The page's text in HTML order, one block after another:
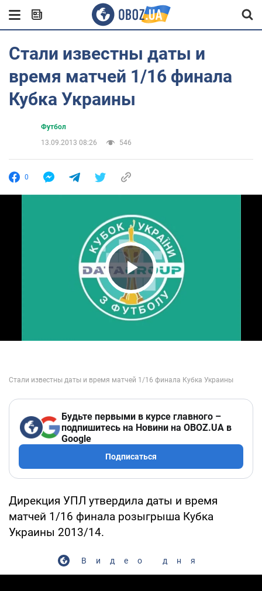
Стали известны даты и
время матчей 1/16 финала
Кубка Украины
Футбол
13.09.2013 08:26
546
0
Play Video
Будьте первыми в курсе главного –
подпишитесь на Новини на OBOZ.UA в
Google
Подписаться
Дирекция УПЛ утвердила даты и время
матчей 1/16 финала розыгрыша Кубка
Украины 2013/14.
Видео дня